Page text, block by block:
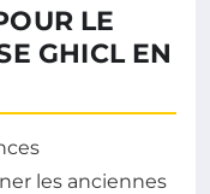
LE
GHICL EN
les anciennes